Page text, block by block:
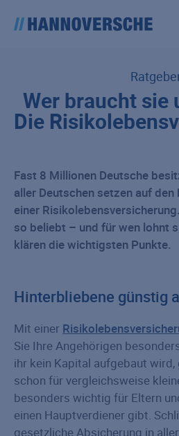
Wer braucht sie
Die
Fast 8 Millionen Deutsche
aller Deutschen setzen auf
einer
so beliebt – und für wen lohnt
klären die wichtigsten Punkte.
Hinterbliebene günstig
Mit einer
Sie Ihre Angehörigen
ihr kein Kapital aufgebaut
schon für vergleichsweise
besonders wichtig für Eltern
einen Hauptverdiener gibt.
gesetzliche Absicherung in